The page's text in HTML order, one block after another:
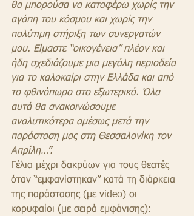
θα μπορούσα να καταφέρω χωρίς την
αγάπη του κόσμου και χωρίς την
πολύτιμη στήριξη των συνεργατών
μου. Είμαστε “οικογένεια” πλέον και
ήδη σχεδιάζουμε μια μεγάλη περιοδεία
για το καλοκαίρι στην Ελλάδα και από
το φθινόπωρο στο εξωτερικό. Όλα
αυτά θα ανακοινώσουμε
αναλυτικότερα αμέσως μετά την
παράσταση μας στη Θεσσαλονίκη τον
Απρίλη…”.
Γέλια μέχρι δακρύων για τους θεατές
όταν “εμφανίστηκαν” κατά τη διάρκεια
της παράστασης (με video) οι
κορυφαίοι (με σειρά εμφάνισης):